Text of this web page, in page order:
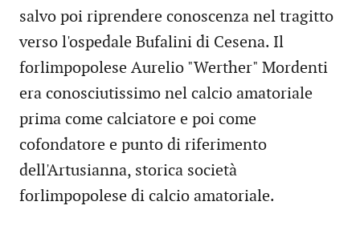
salvo poi riprendere conoscenza nel tragitto
verso l'ospedale Bufalini di Cesena. Il
forlimpopolese Aurelio "Werther" Mordenti
era conosciutissimo nel calcio amatoriale
prima come calciatore e poi come
cofondatore e punto di riferimento
dell'Artusianna, storica società
forlimpopolese di calcio amatoriale.